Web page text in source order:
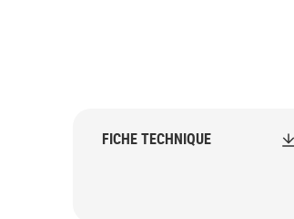
FICHE TECHNIQUE